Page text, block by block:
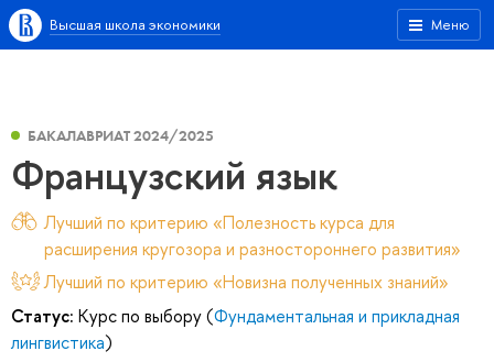
Меню
Высшая школа экономики
БАКАЛАВРИАТ 2024/2025
Французский язык
Лучший по критерию «Полезность курса для
расширения кругозора и разностороннего развития»
Лучший по критерию «Новизна полученных знаний»
Статус: Курс по выбору (Фундаментальная и прикладная
лингвистика)